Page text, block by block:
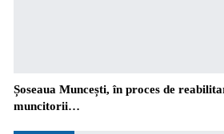
Șoseaua Muncești, în proces de
muncitorii…